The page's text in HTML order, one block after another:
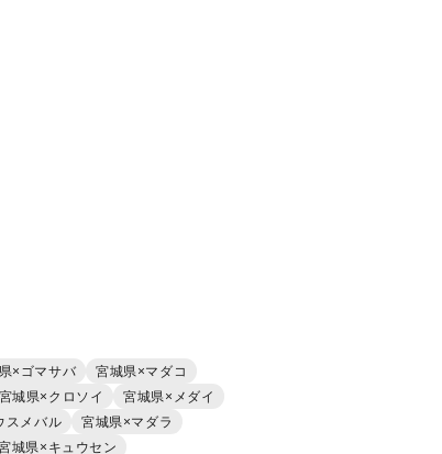
×ゴマサバ
宮城県×マダコ
宮城県×クロソイ
宮城県×メダイ
スメバル
宮城県×マダラ
城県×キュウセン